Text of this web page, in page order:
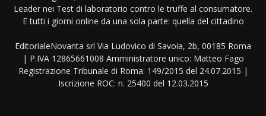
Leader nei Test di laboratorio contro le truffe al consumatore.
E tutti i giorni online da una sola parte: quella del cittadino
EditorialeNovanta srl Via Ludovico di Savoia, 2b, 00185 Roma
| P.IVA 12865661008 Amministratore unico: Matteo Fago
Registrazione Tribunale di Roma: 149/2015 del 24.07.2015 |
Iscrizione ROC: n. 25400 del 12.03.2015